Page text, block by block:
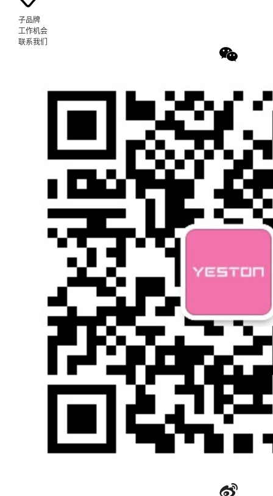
子品牌
工作机会
联系我们